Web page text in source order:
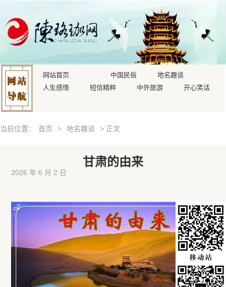
网站首页 中国民俗
地名趣谈
人生感悟
短信精粹 中外旅游 开心笑话
当前位置： 首页 > 地名趣谈 > 正文
甘肃的由来
2026 年 6 月 2 日